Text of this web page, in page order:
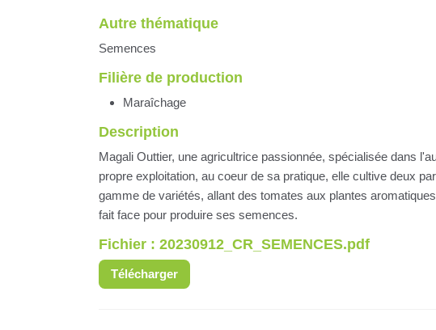
Autre thématique
Semences
Filière de production
Maraîchage
Description
Magali Outtier, une agricultrice passionnée, spécialisée dans
propre exploitation, au coeur de sa pratique, elle cultive deux
gamme de variétés, allant des tomates aux plantes
fait face pour produire ses semences.
Fichier : 20230912_CR_SEMENCES.pdf
Télécharger